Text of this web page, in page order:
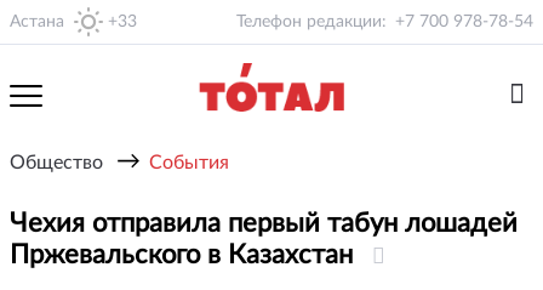
Астана +33 Телефон редакции: +7 700 978-78-54
Общество → События
Чехия отправила первый табун лошадей
Пржевальского в Казахстан